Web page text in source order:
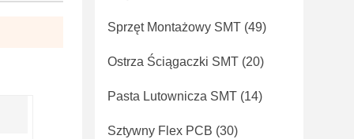
Sprzęt Montażowy SMT (49)
Ostrza Ściągaczki SMT (20)
Pasta Lutownicza SMT (14)
Sztywny Flex PCB (30)